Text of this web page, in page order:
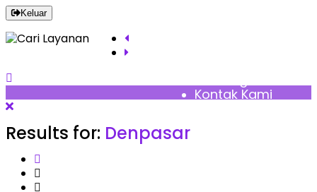
Keluar
Kontak Kami
Results for: Denpasar